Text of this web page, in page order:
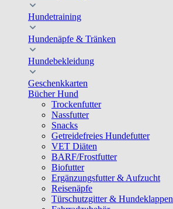
Hundetraining
Hundenäpfe & Tränken
Hundebekleidung
Geschenkkarten
Bücher Hund
Trockenfutter
Nassfutter
Snacks
Getreidefreies Hundefutter
VET Diäten
BARF/Frostfutter
Biofutter
Ergänzungsfutter & Aufzucht
Reisenäpfe
Türschutzgitter & Hundeklappen